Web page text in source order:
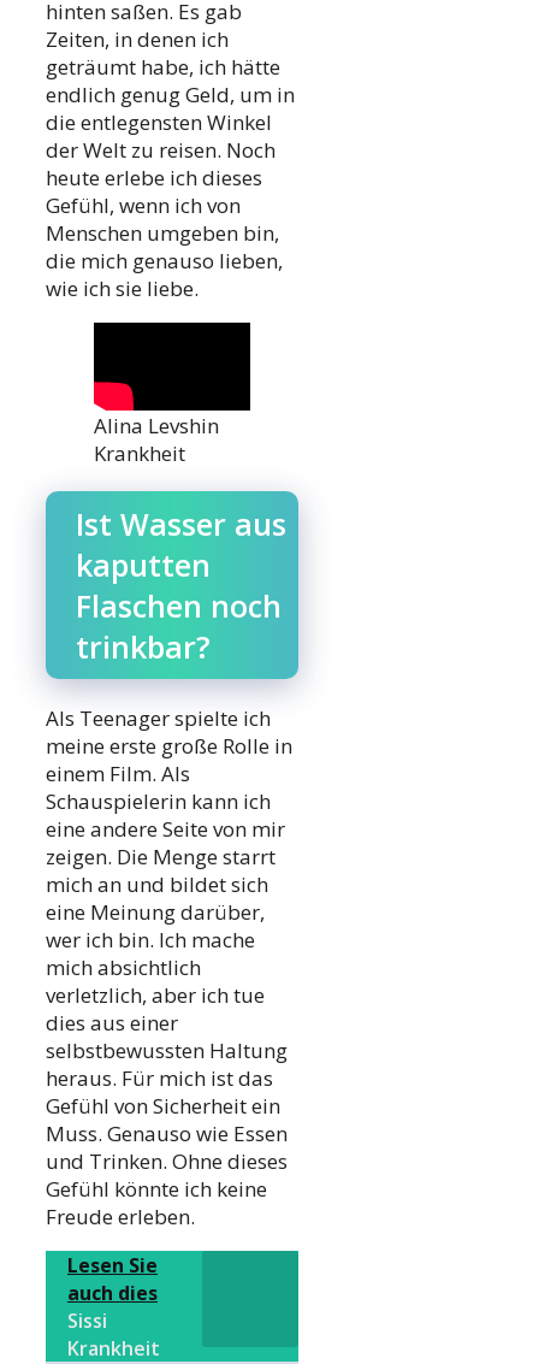
hinten saßen. Es gab
Zeiten, in denen ich
geträumt habe, ich hätte
endlich genug Geld, um in
die entlegensten Winkel
der Welt zu reisen. Noch
heute erlebe ich dieses
Gefühl, wenn ich von
Menschen umgeben bin,
die mich genauso lieben,
wie ich sie liebe.
Alina Levshin
Krankheit
Ist Wasser aus
kaputten
Flaschen noch
trinkbar?
Als Teenager spielte ich
meine erste große Rolle in
einem Film. Als
Schauspielerin kann ich
eine andere Seite von mir
zeigen. Die Menge starrt
mich an und bildet sich
eine Meinung darüber,
wer ich bin. Ich mache
mich absichtlich
verletzlich, aber ich tue
dies aus einer
selbstbewussten Haltung
heraus. Für mich ist das
Gefühl von Sicherheit ein
Muss. Genauso wie Essen
und Trinken. Ohne dieses
Gefühl könnte ich keine
Freude erleben.
Lesen Sie
auch dies
Sissi
Krankheit